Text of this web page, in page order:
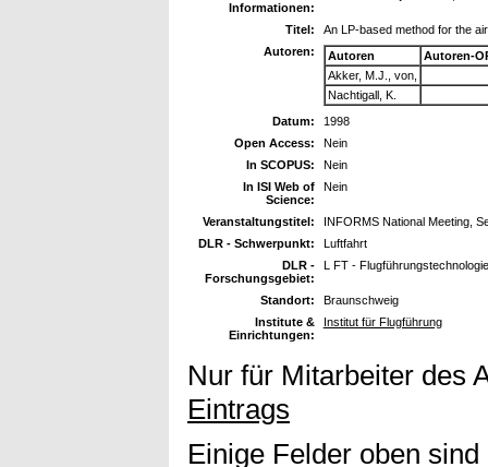
Informationen:
Titel:
An LP-based method for the
Autoren:
Autoren
Autoren-
Akker, M.J., von,
Nachtigall, K.
Datum:
1998
Open Access:
Nein
In SCOPUS:
Nein
In ISI Web of
Science:
Nein
Veranstaltungstitel:
INFORMS National Meeting,
DLR - Schwerpunkt:
Luftfahrt
DLR -
Forschungsgebiet:
L FT -
Standort:
Braunschweig
Institute &
Einrichtungen:
Institut für Flugführung
Nur für Mitarbeiter des
Eintrags
Einige Felder oben